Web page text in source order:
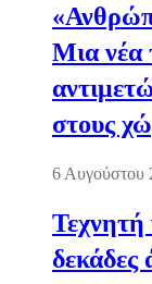
Μια νέα
στους
6 Αυγούστου
Τεχνητή
δεκάδες